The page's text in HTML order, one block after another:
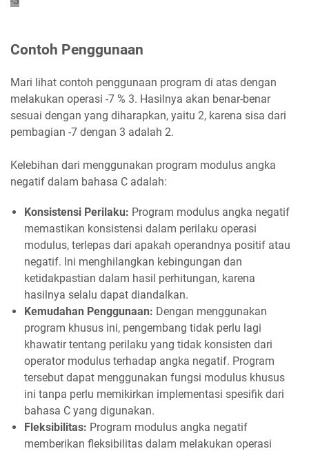
Contoh Penggunaan
Mari lihat contoh penggunaan program di atas dengan
melakukan operasi -7 % 3. Hasilnya akan benar-benar
sesuai dengan yang diharapkan, yaitu 2, karena sisa dari
pembagian -7 dengan 3 adalah 2.
Kelebihan dari menggunakan program modulus angka
negatif dalam bahasa C adalah:
Konsistensi Perilaku: Program modulus angka negatif
memastikan konsistensi dalam perilaku operasi
modulus, terlepas dari apakah operandnya positif atau
negatif. Ini menghilangkan kebingungan dan
ketidakpastian dalam hasil perhitungan, karena
hasilnya selalu dapat diandalkan.
Kemudahan Penggunaan: Dengan menggunakan
program khusus ini, pengembang tidak perlu lagi
khawatir tentang perilaku yang tidak konsisten dari
operator modulus terhadap angka negatif. Program
tersebut dapat menggunakan fungsi modulus khusus
ini tanpa perlu memikirkan implementasi spesifik dari
bahasa C yang digunakan.
Fleksibilitas: Program modulus angka negatif
memberikan fleksibilitas dalam melakukan operasi